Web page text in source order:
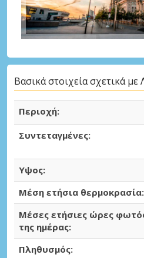
Βασικά στοιχεία σχετικά
Περιοχή:
Συντεταγμένες:
Υψος:
Μέση ετήσια θερμοκρασία:
Μέσες ετήσιες ώρες
της ημέρας:
Πληθυσμός: